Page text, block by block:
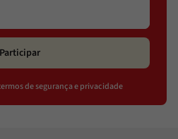
Participar
de segurança e privacidade